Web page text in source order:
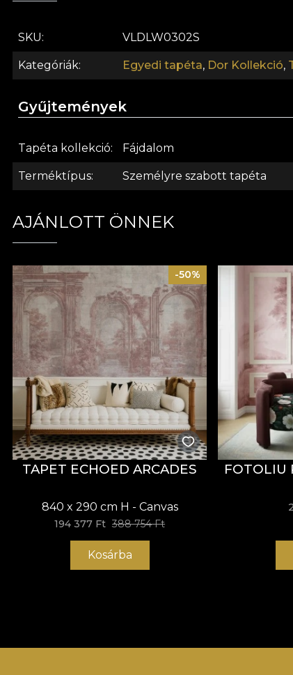
lebomló anyagokból készül. **A House of
újradekorálási folyamatot, ami a legmagasabb
SKU VLDLW0302S
Kategóriák Egyedi tapéta, Dor Kollekció,
Gyűjtemények
Tapéta kollekció Fájdalom
Terméktípus Személyre szabott tapéta
AJÁNLOTT ÖNNEK
-50%
TAPET ECHOED ARCADES
840 x 290 cm H - Canvas
194 377 Ft 388 754 Ft
Kosárba
FOTOLIU